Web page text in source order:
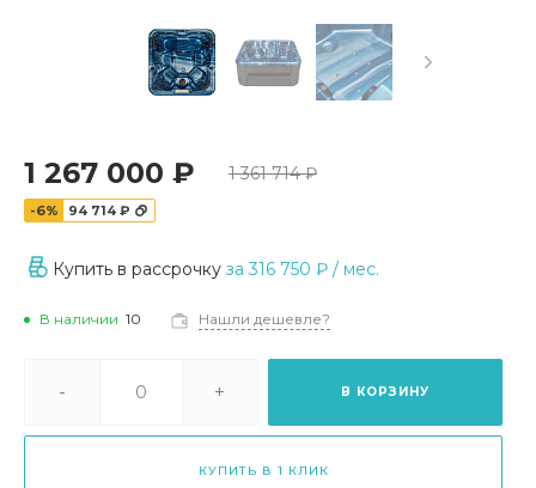
1 267 000 ₽ 1 361 714 ₽
-6% 94 714 ₽
Купить в рассрочку за316 750 ₽ / мес.
В наличии 10 Нашли дешевле?
- + В КОРЗИНУ
КУПИТЬ В 1 КЛИК